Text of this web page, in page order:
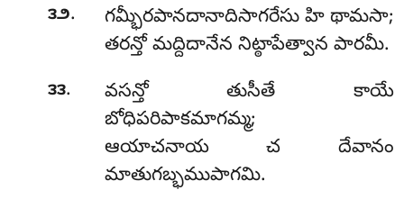
౩౨.
గమ్భీరపానదానాదిసాగరేసు హి థామసా;
తరన్తో మద్దిదానేన నిట్ఠాపేత్వాన పారమీ.
౩౩.
వసన్తో తుసీతే కాయే
బోధిపరిపాకమాగమ్మ;
ఆయాచనాయ చ దేవానం
మాతుగబ్భముపాగమి.